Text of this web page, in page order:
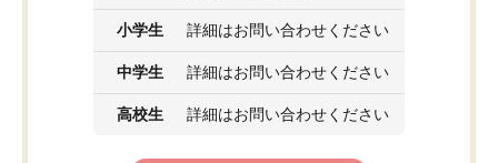
小学生 詳細はお問い合わせください
中学生 詳細はお問い合わせください
高校生 詳細はお問い合わせください